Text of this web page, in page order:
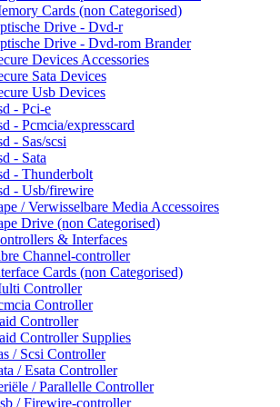
Cards (non Categorised)
Drive - Dvd-r
Drive - Dvd-rom Brander
Devices Accessories
Sata Devices
Usb Devices
- Pci-e
- Pcmcia/expresscard
- Sas/scsi
- Sata
- Thunderbolt
- Usb/firewire
/ Verwisselbare Media Accessoires
Drive (non Categorised)
& Interfaces
Channel-controller
Cards (non Categorised)
Controller
Controller
Controller
Controller Supplies
/ Scsi Controller
/ Esata Controller
/ Parallelle Controller
/ Firewire-controller